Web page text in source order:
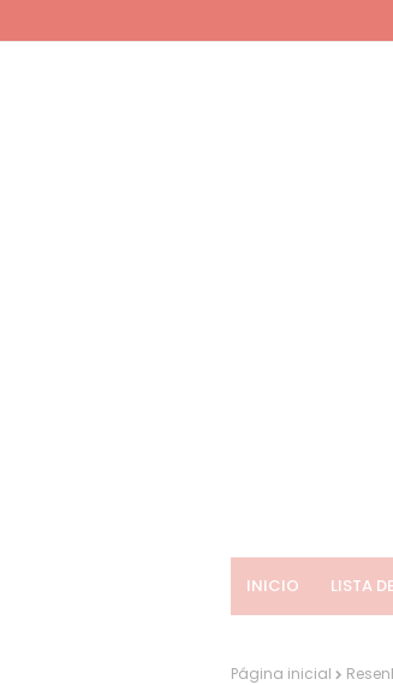
INICIO LISTA
Página inicial